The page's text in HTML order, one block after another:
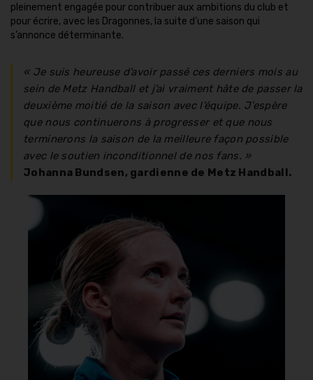
pleinement engagée pour contribuer aux ambitions du club et
pour écrire, avec les Dragonnes, la suite d’une saison qui
s’annonce déterminante.
« Je suis heureuse d’avoir passé ces derniers mois au
sein de Metz Handball et j’ai vraiment hâte de passer la
deuxième moitié de la saison avec l’équipe. J’espère
que nous continuerons à progresser et que nous
terminerons la saison de la meilleure façon possible
avec le soutien inconditionnel de nos fans. »
Johanna Bundsen, gardienne de Metz Handball.